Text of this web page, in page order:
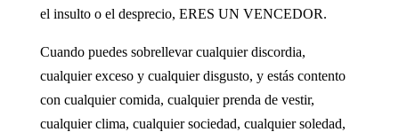
el insulto o el desprecio, ERES UN VENCEDOR.
Cuando puedes sobrellevar cualquier discordia,
cualquier exceso y cualquier disgusto, y estás contento
con cualquier comida, cualquier prenda de vestir,
cualquier clima, cualquier sociedad, cualquier soledad,